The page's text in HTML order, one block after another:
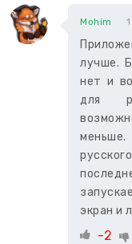
Mohim
лучше.
нет и
для
экран и
-2